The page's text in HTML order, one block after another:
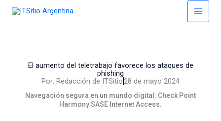
El aumento del teletrabajo favorece los ataques de
phishing
Por: Redacción de ITSitio28 de mayo 2024
Navegación segura en un mundo digital: Check Point
Harmony SASE Internet Access.